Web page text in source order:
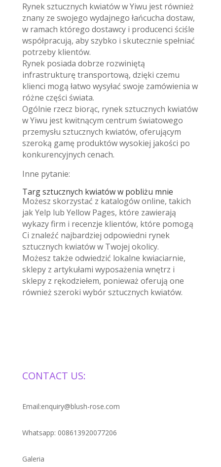
Rynek sztucznych kwiatów w Yiwu jest również
znany ze swojego wydajnego łańcucha dostaw,
w ramach którego dostawcy i producenci ściśle
współpracują, aby szybko i skutecznie spełniać
potrzeby klientów.
Rynek posiada dobrze rozwiniętą
infrastrukturę transportową, dzięki czemu
klienci mogą łatwo wysyłać swoje zamówienia w
różne części świata.
Ogólnie rzecz biorąc, rynek sztucznych kwiatów
w Yiwu jest kwitnącym centrum światowego
przemysłu sztucznych kwiatów, oferującym
szeroką gamę produktów wysokiej jakości po
konkurencyjnych cenach.
Inne pytanie:
Targ sztucznych kwiatów w pobliżu mnie
Możesz skorzystać z katalogów online, takich
jak Yelp lub Yellow Pages, które zawierają
wykazy firm i recenzje klientów, które pomogą
Ci znaleźć najbardziej odpowiedni rynek
sztucznych kwiatów w Twojej okolicy.
Możesz także odwiedzić lokalne kwiaciarnie,
sklepy z artykułami wyposażenia wnętrz i
sklepy z rękodziełem, ponieważ oferują one
również szeroki wybór sztucznych kwiatów.
CONTACT US:
Email:enquiry@blush-rose.com
Whatsapp: 008613920077206
Galeria